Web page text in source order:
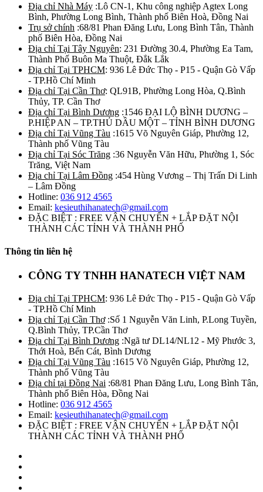
Địa chỉ Nhà Máy :Lô CN-1, Khu công nghiệp Agtex Long
Bình, Phường Long Bình, Thành phố Biên Hoà, Đồng Nai
Trụ sở chính :68/81 Phan Đăng Lưu, Long Bình Tân, Thành
phố Biên Hòa, Đồng Nai
Địa chỉ Tại Tây Nguyên: 231 Đường 30.4, Phường Ea Tam,
Thành Phố Buôn Ma Thuột, Đắk Lắk
Địa chỉ Tại TPHCM: 936 Lê Đức Thọ - P15 - Quận Gò Vấp
- TP.Hồ Chí Minh
Địa chỉ Tại Cần Thơ: QL91B, Phường Long Hòa, Q.Bình
Thủy, TP. Cần Thơ
Địa chỉ Tại Bình Dương :1546 ĐẠI LỘ BÌNH DƯƠNG –
P.HIỆP AN – TP.THỦ DẦU MỘT – TỈNH BÌNH DƯƠNG
Địa chỉ Tại Vũng Tàu :1615 Võ Nguyên Giáp, Phường 12,
Thành phố Vũng Tàu
Địa chỉ Tại Sóc Trăng :36 Nguyễn Văn Hữu, Phường 1, Sóc
Trăng, Việt Nam
Địa chỉ Tại Lâm Đồng :454 Hùng Vương – Thị Trấn Di Linh
– Lâm Đồng
Hotline: 036 912 4565
Email: kesieuthihanatech@gmail.com
ĐẶC BIỆT : FREE VẬN CHUYỂN + LẮP ĐẶT NỘI
THÀNH CÁC TỈNH VÀ THÀNH PHỐ
Thông tin liên hệ
CÔNG TY TNHH HANATECH VIỆT NAM
Địa chỉ Tại TPHCM: 936 Lê Đức Thọ - P15 - Quận Gò Vấp
- TP.Hồ Chí Minh
Địa chỉ Tại Cần Thơ:Số 1 Nguyễn Văn Linh, P.Long Tuyền,
Q.Bình Thủy, TP.Cần Thơ
Địa chỉ Tại Bình Dương :Ngã tư DL14/NL12 - Mỹ Phước 3,
Thới Hoà, Bến Cát, Bình Dương
Địa chỉ Tại Vũng Tàu :1615 Võ Nguyên Giáp, Phường 12,
Thành phố Vũng Tàu
Địa chỉ tại Đồng Nai :68/81 Phan Đăng Lưu, Long Bình Tân,
Thành phố Biên Hòa, Đồng Nai
Hotline: 036 912 4565
Email: kesieuthihanatech@gmail.com
ĐẶC BIỆT : FREE VẬN CHUYỂN + LẮP ĐẶT NỘI
THÀNH CÁC TỈNH VÀ THÀNH PHỐ